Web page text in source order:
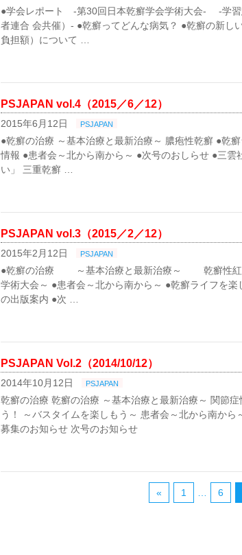
●学会レポート -第30回日本乾癬学会学術大会- -学習
者連合 会共催）- ●乾癬ってどんな病気？ ●乾癬の新し
負担額）について …
PSJAPAN vol.4（2015／6／12）
2015年6月12日 PSJAPAN
●乾癬の治療 ～基本治療と最新治療～ 膿疱性乾癬 ●乾
情報 ●患者会～北から南から～ ●次号のおしらせ ●三
い」 三重乾癬 …
PSJAPAN vol.3（2015／2／12）
2015年2月12日 PSJAPAN
●乾癬の治療 ～基本治療と最新治療～ 乾癬性紅
学術大会～ ●患者会～北から南から～ ●乾癬ライフ
の出版案内 ●次 …
PSJAPAN Vol.2（2014/10/12）
2014年10月12日 PSJAPAN
乾癬の治療 乾癬の治療 ～基本治療と最新治療～ 関節
う！ ～バスタイムを楽しもう～ 患者会～北から南から
募集のお知らせ 次号のお知らせ
« 1 6